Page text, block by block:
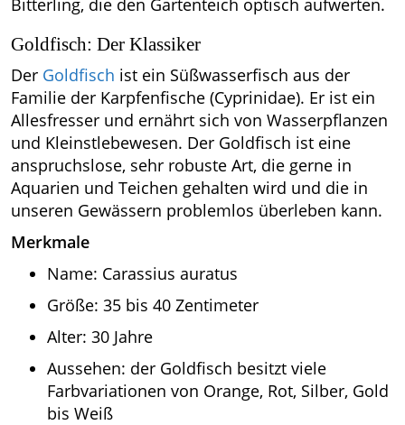
Goldfisch: Der Klassiker
Der Goldfisch ist ein Süßwasserfisch aus der
Familie der Karpfenfische (Cyprinidae). Er ist ein
Allesfresser und ernährt sich von Wasserpflanzen
und Kleinstlebewesen. Der Goldfisch ist eine
anspruchslose, sehr robuste Art, die gerne in
Aquarien und Teichen gehalten wird und die in
unseren Gewässern problemlos überleben kann.
Merkmale
Name: Carassius auratus
Größe: 35 bis 40 Zentimeter
Alter: 30 Jahre
Aussehen: der Goldfisch besitzt viele
Farbvariationen von Orange, Rot, Silber, Gold
bis Weiß